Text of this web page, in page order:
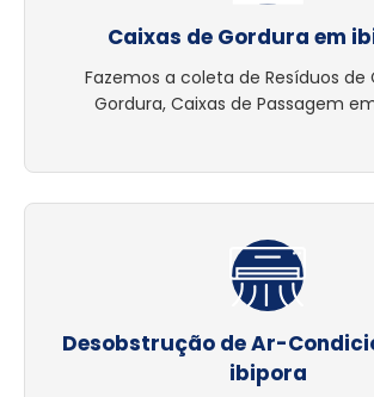
Caixas de Gordura em
Fazemos a coleta de Resíduos de
Gordura, Caixas de Passagem
Desobstrução de Ar-
ibipora